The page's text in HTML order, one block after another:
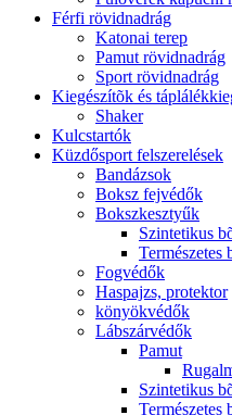
Férfi rövidnadrág
Katonai terep
Pamut rövidnadrág
Sport rövidnadrág
Kiegészítõk és
Shaker
Kulcstartók
Küzdősport felszerelések
Bandázsok
Boksz fejvédők
Bokszkesztyűk
Szintetikus
Természetes
Fogvédők
Haspajzs, protektor
könyökvédők
Lábszárvédők
Pamut
Szintetikus
Természetes